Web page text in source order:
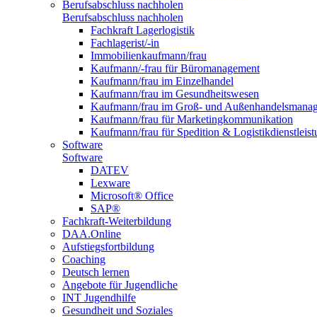
Berufsabschluss nachholen
Berufsabschluss nachholen
Fachkraft Lagerlogistik
Fachlagerist/-in
Immobilienkaufmann/frau
Kaufmann/-frau für Büromanagement
Kaufmann/frau im Einzelhandel
Kaufmann/frau im Gesundheitswesen
Kaufmann/frau im Groß- und
Kaufmann/frau für Marketingkommunikation
Kaufmann/frau für Spedition &
Software
Software
DATEV
Lexware
Microsoft® Office
SAP®
Fachkraft-Weiterbildung
DAA.Online
Aufstiegsfortbildung
Coaching
Deutsch lernen
Angebote für Jugendliche
INT Jugendhilfe
Gesundheit und Soziales